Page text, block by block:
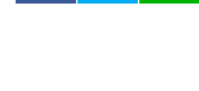
Facebook